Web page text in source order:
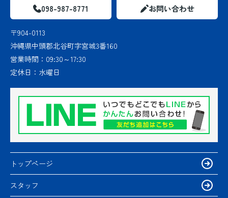
098-987-8771 お問い合わせ
〒904-0113
沖縄県中頭郡北谷町字宮城3番160
営業時間： 09:30～17:30
定休日： 水曜日
トップページ
スタッフ